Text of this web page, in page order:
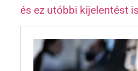
és ez utóbbi kijelentést